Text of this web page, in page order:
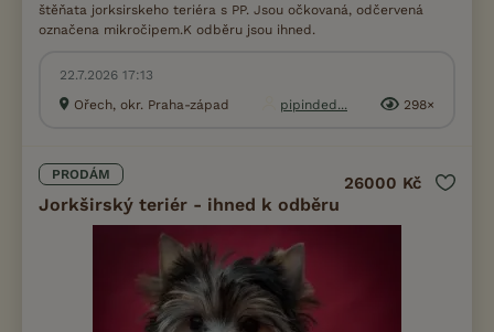
štěňata jorksirskeho teriéra s PP. Jsou očkovaná, odčervená
označena mikročipem.K odběru jsou ihned.
22.7.2026 17:13
Ořech, okr. Praha-západ
pipinded... 298×
PRODÁM
Jorkširský teriér - ihned k odběru
26000 Kč